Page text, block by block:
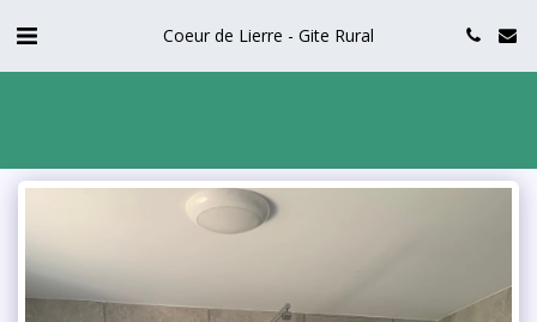
Coeur de Lierre - Gite Rural